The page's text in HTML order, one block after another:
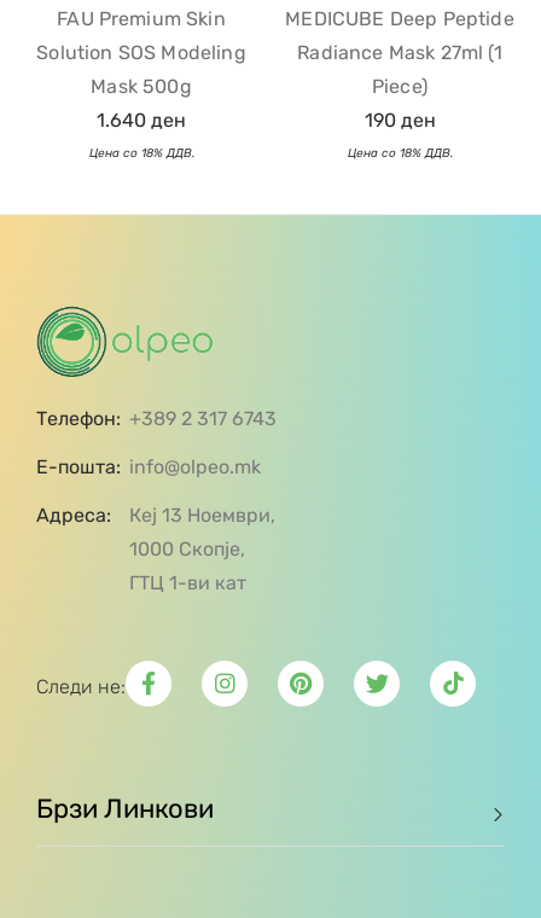
FAU Premium Skin
Solution SOS Modeling
Mask 500g
1.640 ден
MEDICUBE Deep Peptide
Radiance Mask 27ml (1
Piece)
190 ден
Телефон: +389 2 317 6743
Е-пошта: info@olpeo.mk
Адреса:
Кеј 13 Ноември,
1000 Скопје,
ГТЦ 1-ви кат
Следи не:
Брзи Линкови